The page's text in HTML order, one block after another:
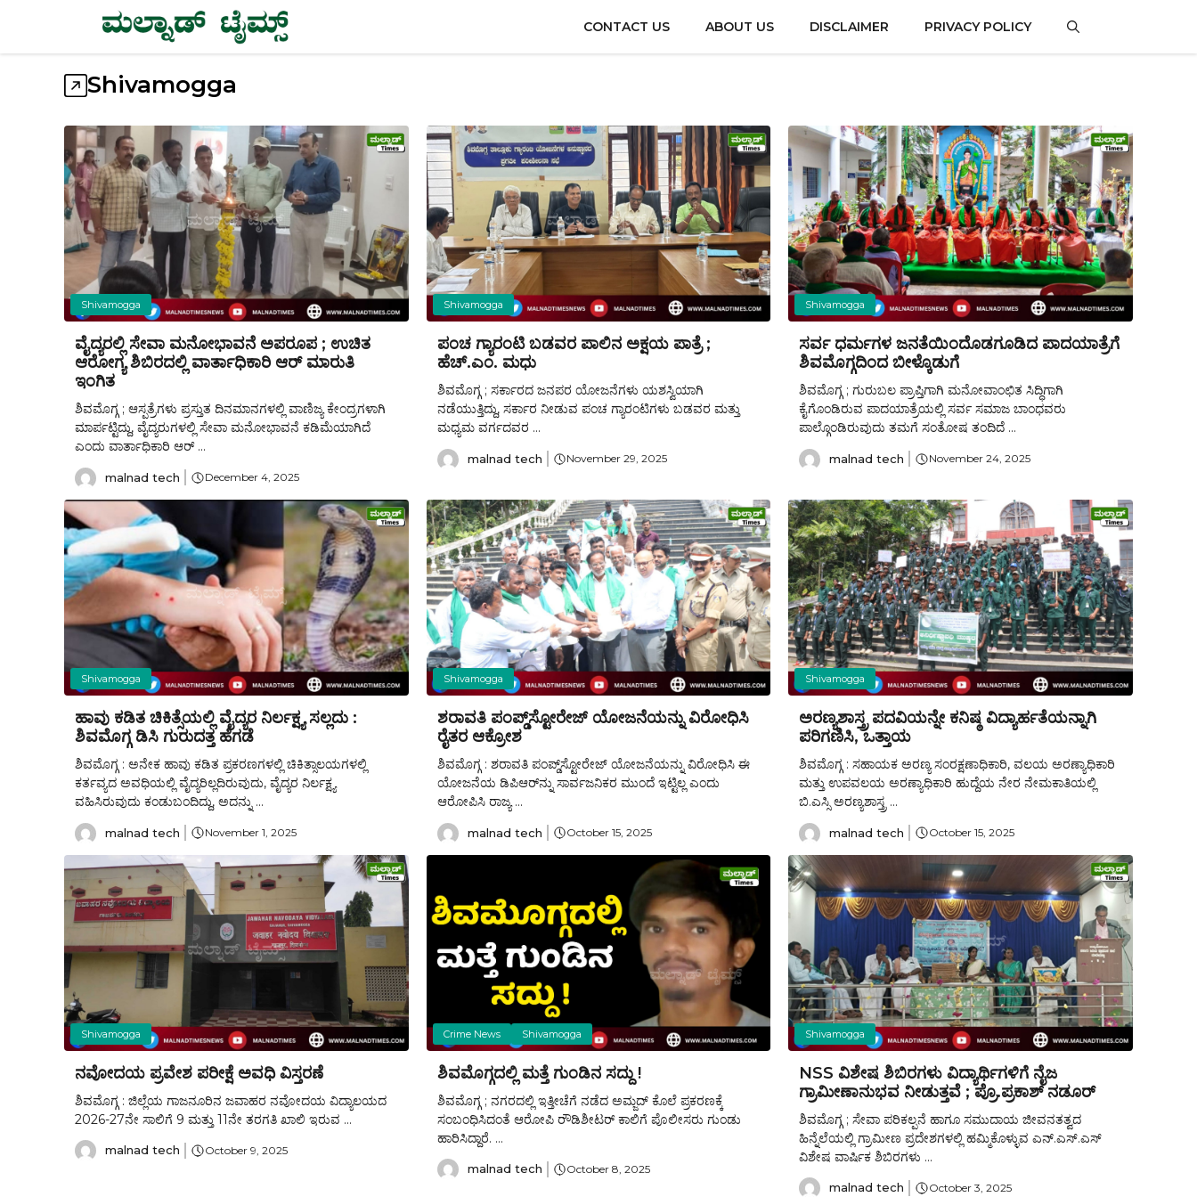
content
CONTACT US ABOUT US DISCLAIMER PRIVACY POLICY
Shivamogga
Shivamogga
ವೈದ್ಯರಲ್ಲಿ ಸೇವಾ ಮನೋಭಾವನೆ ಅಪರೂಪ ; ಉಚಿತ
ಆರೋಗ್ಯ ಶಿಬಿರದಲ್ಲಿ ವಾರ್ತಾಧಿಕಾರಿ ಆರ್ ಮಾರುತಿ
ಇಂಗಿತ
ಶಿವಮೊಗ್ಗ ; ಆಸ್ಪತ್ರೆಗಳು ಪ್ರಸ್ತುತ ದಿನಮಾನಗಳಲ್ಲಿ ವಾಣಿಜ್ಯ ಕೇಂದ್ರಗಳಾಗಿ
ಮಾರ್ಪಟ್ಟಿದ್ದು, ವೈದ್ಯರುಗಳಲ್ಲಿ ಸೇವಾ ಮನೋಭಾವನೆ ಕಡಿಮೆಯಾಗಿದೆ
ಎಂದು ವಾರ್ತಾಧಿಕಾರಿ ಆರ್ ...
malnad tech December 4, 2025
Shivamogga
ಪಂಚ ಗ್ಯಾರಂಟಿ ಬಡವರ ಪಾಲಿನ ಅಕ್ಷಯ ಪಾತ್ರೆ ;
ಹೆಚ್.ಎಂ. ಮಧು
ಶಿವಮೊಗ್ಗ ; ಸರ್ಕಾರದ ಜನಪರ ಯೋಜನೆಗಳು ಯಶಸ್ವಿಯಾಗಿ
ನಡೆಯುತ್ತಿದ್ದು, ಸರ್ಕಾರ ನೀಡುವ ಪಂಚ ಗ್ಯಾರಂಟಿಗಳು ಬಡವರ ಮತ್ತು
ಮಧ್ಯಮ ವರ್ಗದವರ ...
malnad tech November 29, 2025
Shivamogga
ಸರ್ವ ಧರ್ಮಗಳ ಜನತೆಯಿಂದೊಡಗೂಡಿದ ಪಾದಯಾತ್ರೆಗೆ
ಶಿವಮೊಗ್ಗದಿಂದ ಬೀಳ್ಕೊಡುಗೆ
ಶಿವಮೊಗ್ಗ ; ಗುರುಬಲ ಪ್ರಾಪ್ತಿಗಾಗಿ ಮನೋವಾಂಛಿತ ಸಿದ್ಧಿಗಾಗಿ
ಕೈಗೊಂಡಿರುವ ಪಾದಯಾತ್ರೆಯಲ್ಲಿ ಸರ್ವ ಸಮಾಜ ಬಾಂಧವರು
ಪಾಲ್ಗೊಂಡಿರುವುದು ತಮಗೆ ಸಂತೋಷ ತಂದಿದೆ ...
malnad tech November 24, 2025
Shivamogga
ಹಾವು ಕಡಿತ ಚಿಕಿತ್ಸೆಯಲ್ಲಿ ವೈದ್ಯರ ನಿರ್ಲಕ್ಷ್ಯ ಸಲ್ಲದು :
ಶಿವಮೊಗ್ಗ ಡಿಸಿ ಗುರುದತ್ತ ಹೆಗಡೆ
ಶಿವಮೊಗ್ಗ : ಅನೇಕ ಹಾವು ಕಡಿತ ಪ್ರಕರಣಗಳಲ್ಲಿ ಚಿಕಿತ್ಸಾಲಯಗಳಲ್ಲಿ
ಕರ್ತವ್ಯದ ಅವಧಿಯಲ್ಲಿ ವೈದ್ಯರಿಲ್ಲದಿರುವುದು, ವೈದ್ಯರ ನಿರ್ಲಕ್ಷ್ಯ
ವಹಿಸಿರುವುದು ಕಂಡುಬಂದಿದ್ದು, ಅದನ್ನು ...
malnad tech November 1, 2025
Shivamogga
ಶರಾವತಿ ಪಂಪ್ಡ್‌ಸ್ಟೋರೇಜ್ ಯೋಜನೆಯನ್ನು ವಿರೋಧಿಸಿ
ರೈತರ ಆಕ್ರೋಶ
ಶಿವಮೊಗ್ಗ : ಶರಾವತಿ ಪಂಪ್ಡ್‌ಸ್ಟೋರೇಜ್ ಯೋಜನೆಯನ್ನು ವಿರೋಧಿಸಿ ಈ
ಯೋಜನೆಯ ಡಿಪಿಆರ್‌ನ್ನು ಸಾರ್ವಜನಿಕರ ಮುಂದೆ ಇಟ್ಟಿಲ್ಲ ಎಂದು
ಆರೋಪಿಸಿ ರಾಜ್ಯ ...
malnad tech October 15, 2025
Shivamogga
ಅರಣ್ಯಶಾಸ್ತ್ರ ಪದವಿಯನ್ನೇ ಕನಿಷ್ಠ ವಿದ್ಯಾರ್ಹತೆಯನ್ನಾಗಿ
ಪರಿಗಣಿಸಿ, ಒತ್ತಾಯ
ಶಿವಮೊಗ್ಗ : ಸಹಾಯಕ ಅರಣ್ಯ ಸಂರಕ್ಷಣಾಧಿಕಾರಿ, ವಲಯ ಅರಣ್ಯಾಧಿಕಾರಿ
ಮತ್ತು ಉಪವಲಯ ಅರಣ್ಯಾಧಿಕಾರಿ ಹುದ್ದೆಯ ನೇರ ನೇಮಕಾತಿಯಲ್ಲಿ
ಬಿ.ಎಸ್ಸಿ ಅರಣ್ಯಶಾಸ್ತ್ರ ...
malnad tech October 15, 2025
Shivamogga
ನವೋದಯ ಪ್ರವೇಶ ಪರೀಕ್ಷೆ ಅವಧಿ ವಿಸ್ತರಣೆ
ಶಿವಮೊಗ್ಗ : ಜಿಲ್ಲೆಯ ಗಾಜನೂರಿನ ಜವಾಹರ ನವೋದಯ ವಿದ್ಯಾಲಯದ
2026-27ನೇ ಸಾಲಿಗೆ 9 ಮತ್ತು 11ನೇ ತರಗತಿ ಖಾಲಿ ಇರುವ ...
malnad tech October 9, 2025
Crime News Shivamogga
ಶಿವಮೊಗ್ಗದಲ್ಲಿ ಮತ್ತೆ ಗುಂಡಿನ ಸದ್ದು !
ಶಿವಮೊಗ್ಗ ; ನಗರದಲ್ಲಿ ಇತ್ತೀಚೆಗೆ ನಡೆದ ಅಮ್ಜದ್ ಕೊಲೆ ಪ್ರಕರಣಕ್ಕೆ
ಸಂಬಂಧಿಸಿದಂತೆ ಆರೋಪಿ ರೌಡಿಶೀಟರ್‌ ಕಾಲಿಗೆ ಪೊಲೀಸರು ಗುಂಡು
ಹಾರಿಸಿದ್ದಾರೆ. ...
malnad tech October 8, 2025
Shivamogga
NSS ವಿಶೇಷ ಶಿಬಿರಗಳು ವಿದ್ಯಾರ್ಥಿಗಳಿಗೆ ನೈಜ
ಗ್ರಾಮೀಣಾನುಭವ ನೀಡುತ್ತವೆ ; ಪ್ರೊ.ಪ್ರಕಾಶ್ ನಡೂರ್
ಶಿವಮೊಗ್ಗ ; ಸೇವಾ ಪರಿಕಲ್ಪನೆ ಹಾಗೂ ಸಮುದಾಯ ಜೀವನತತ್ವದ
ಹಿನ್ನೆಲೆಯಲ್ಲಿ ಗ್ರಾಮೀಣ ಪ್ರದೇಶಗಳಲ್ಲಿ ಹಮ್ಮಿಕೊಳ್ಳುವ ಎನ್.ಎಸ್.ಎಸ್
ವಿಶೇಷ ವಾರ್ಷಿಕ ಶಿಬಿರಗಳು ...
malnad tech October 3, 2025